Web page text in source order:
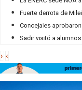
Fuerte derrota de
Concejales
Sadir visitó a
› ‹